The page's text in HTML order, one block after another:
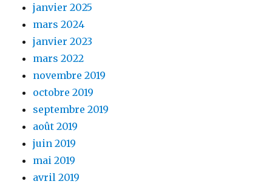
janvier 2025
mars 2024
janvier 2023
mars 2022
novembre 2019
octobre 2019
septembre 2019
août 2019
juin 2019
mai 2019
avril 2019